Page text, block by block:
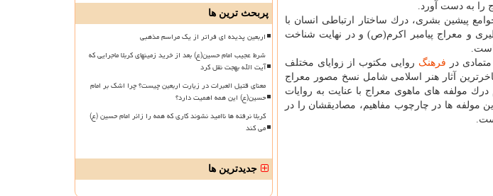
را به دست آورد.
پیشین بشری، درك ساختار ارتباطی انسان با
و معراج پیامبر اكرم(ص) و در نهایت شناخت
در فرهنگ روایی مكتوب از زوایای مختلف
آثار هنر اسلامی شامل نسخ مصور معراج
مولفه های ماهوی معراج با عنایت به روایات
مولفه ها در چارچوب مفاهیم، مصادیقشان را در
پربحث ترین ها
اربعین پدیده ای فراتر از یک مراسم مذهبی
شرط عجیب امام حسین(ع) بعد از خرید زمینهای کربلا ماجرایی که
آیت الله بهجت نقل کرد
معنای قتیل العبرات در زیارت اربعین چیست؟ چرا اشک بر امام
حسین(ع) این همه اهمیت دارد؟
کربلا نرفته ها ناامید نشوند کاری که همه را زائر امام حسین (ع)
می کند
جدیدترین ها